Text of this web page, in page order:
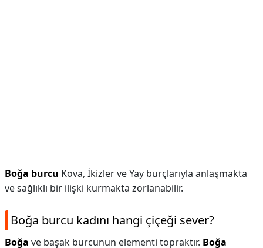
Boğa burcu Kova, İkizler ve Yay burçlarıyla anlaşmakta
ve sağlıklı bir ilişki kurmakta zorlanabilir.
Boğa burcu kadını hangi çiçeği sever?
Boğa ve başak burcunun elementi topraktır. Boğa